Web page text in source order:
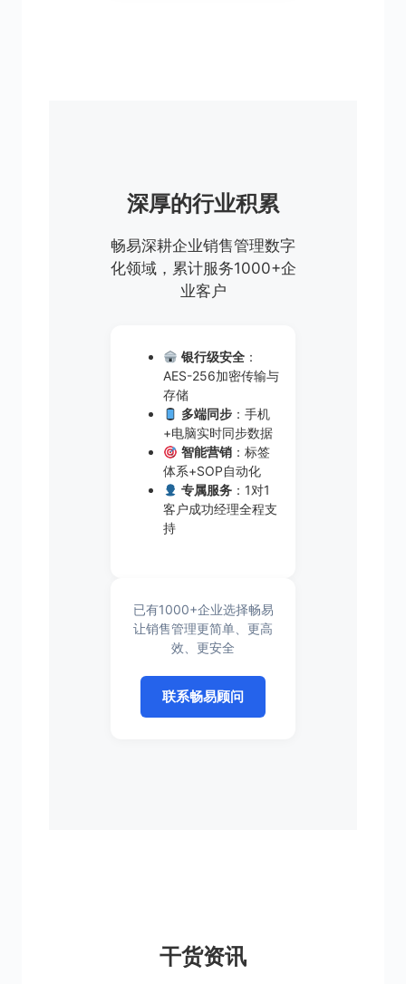
深厚的行业积累
畅易深耕企业销售管理数字
化领域，累计服务1000+企
业客户
银行级安全：
AES-256加密传输与
存储
多端同步：手机
+电脑实时同步数据
智能营销：标签
体系+SOP自动化
专属服务：1对1
客户成功经理全程支
持
已有1000+企业选择畅易
让销售管理更简单、更高
效、更安全
联系畅易顾问
干货资讯